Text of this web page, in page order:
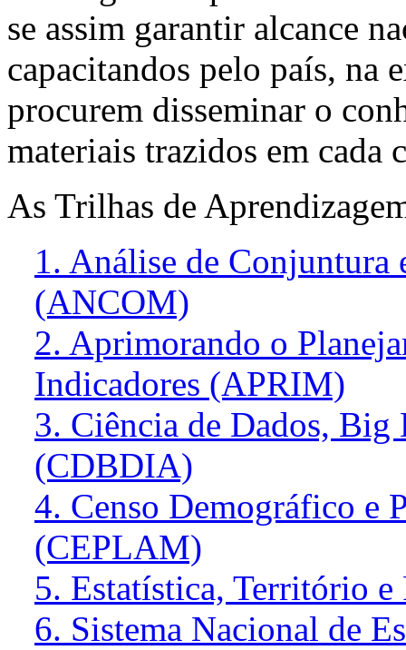
se assim garantir alcance
capacitandos pelo país, na
procurem disseminar o
materiais trazidos em cada
As Trilhas de
1. Análise de Conjuntura
(ANCOM)
2. Aprimorando o
Indicadores (APRIM)
3. Ciência de Dados,
(CDBDIA)
4. Censo Demográfico e
(CEPLAM)
5. Estatística, Território
6. Sistema Nacional de